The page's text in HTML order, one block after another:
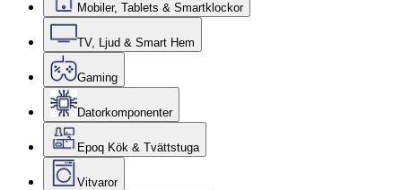
Mobiler, Tablets & Smartklockor
TV, Ljud & Smart Hem
Gaming
Datorkomponenter
Epoq Kök & Tvättstuga
Vitvaror